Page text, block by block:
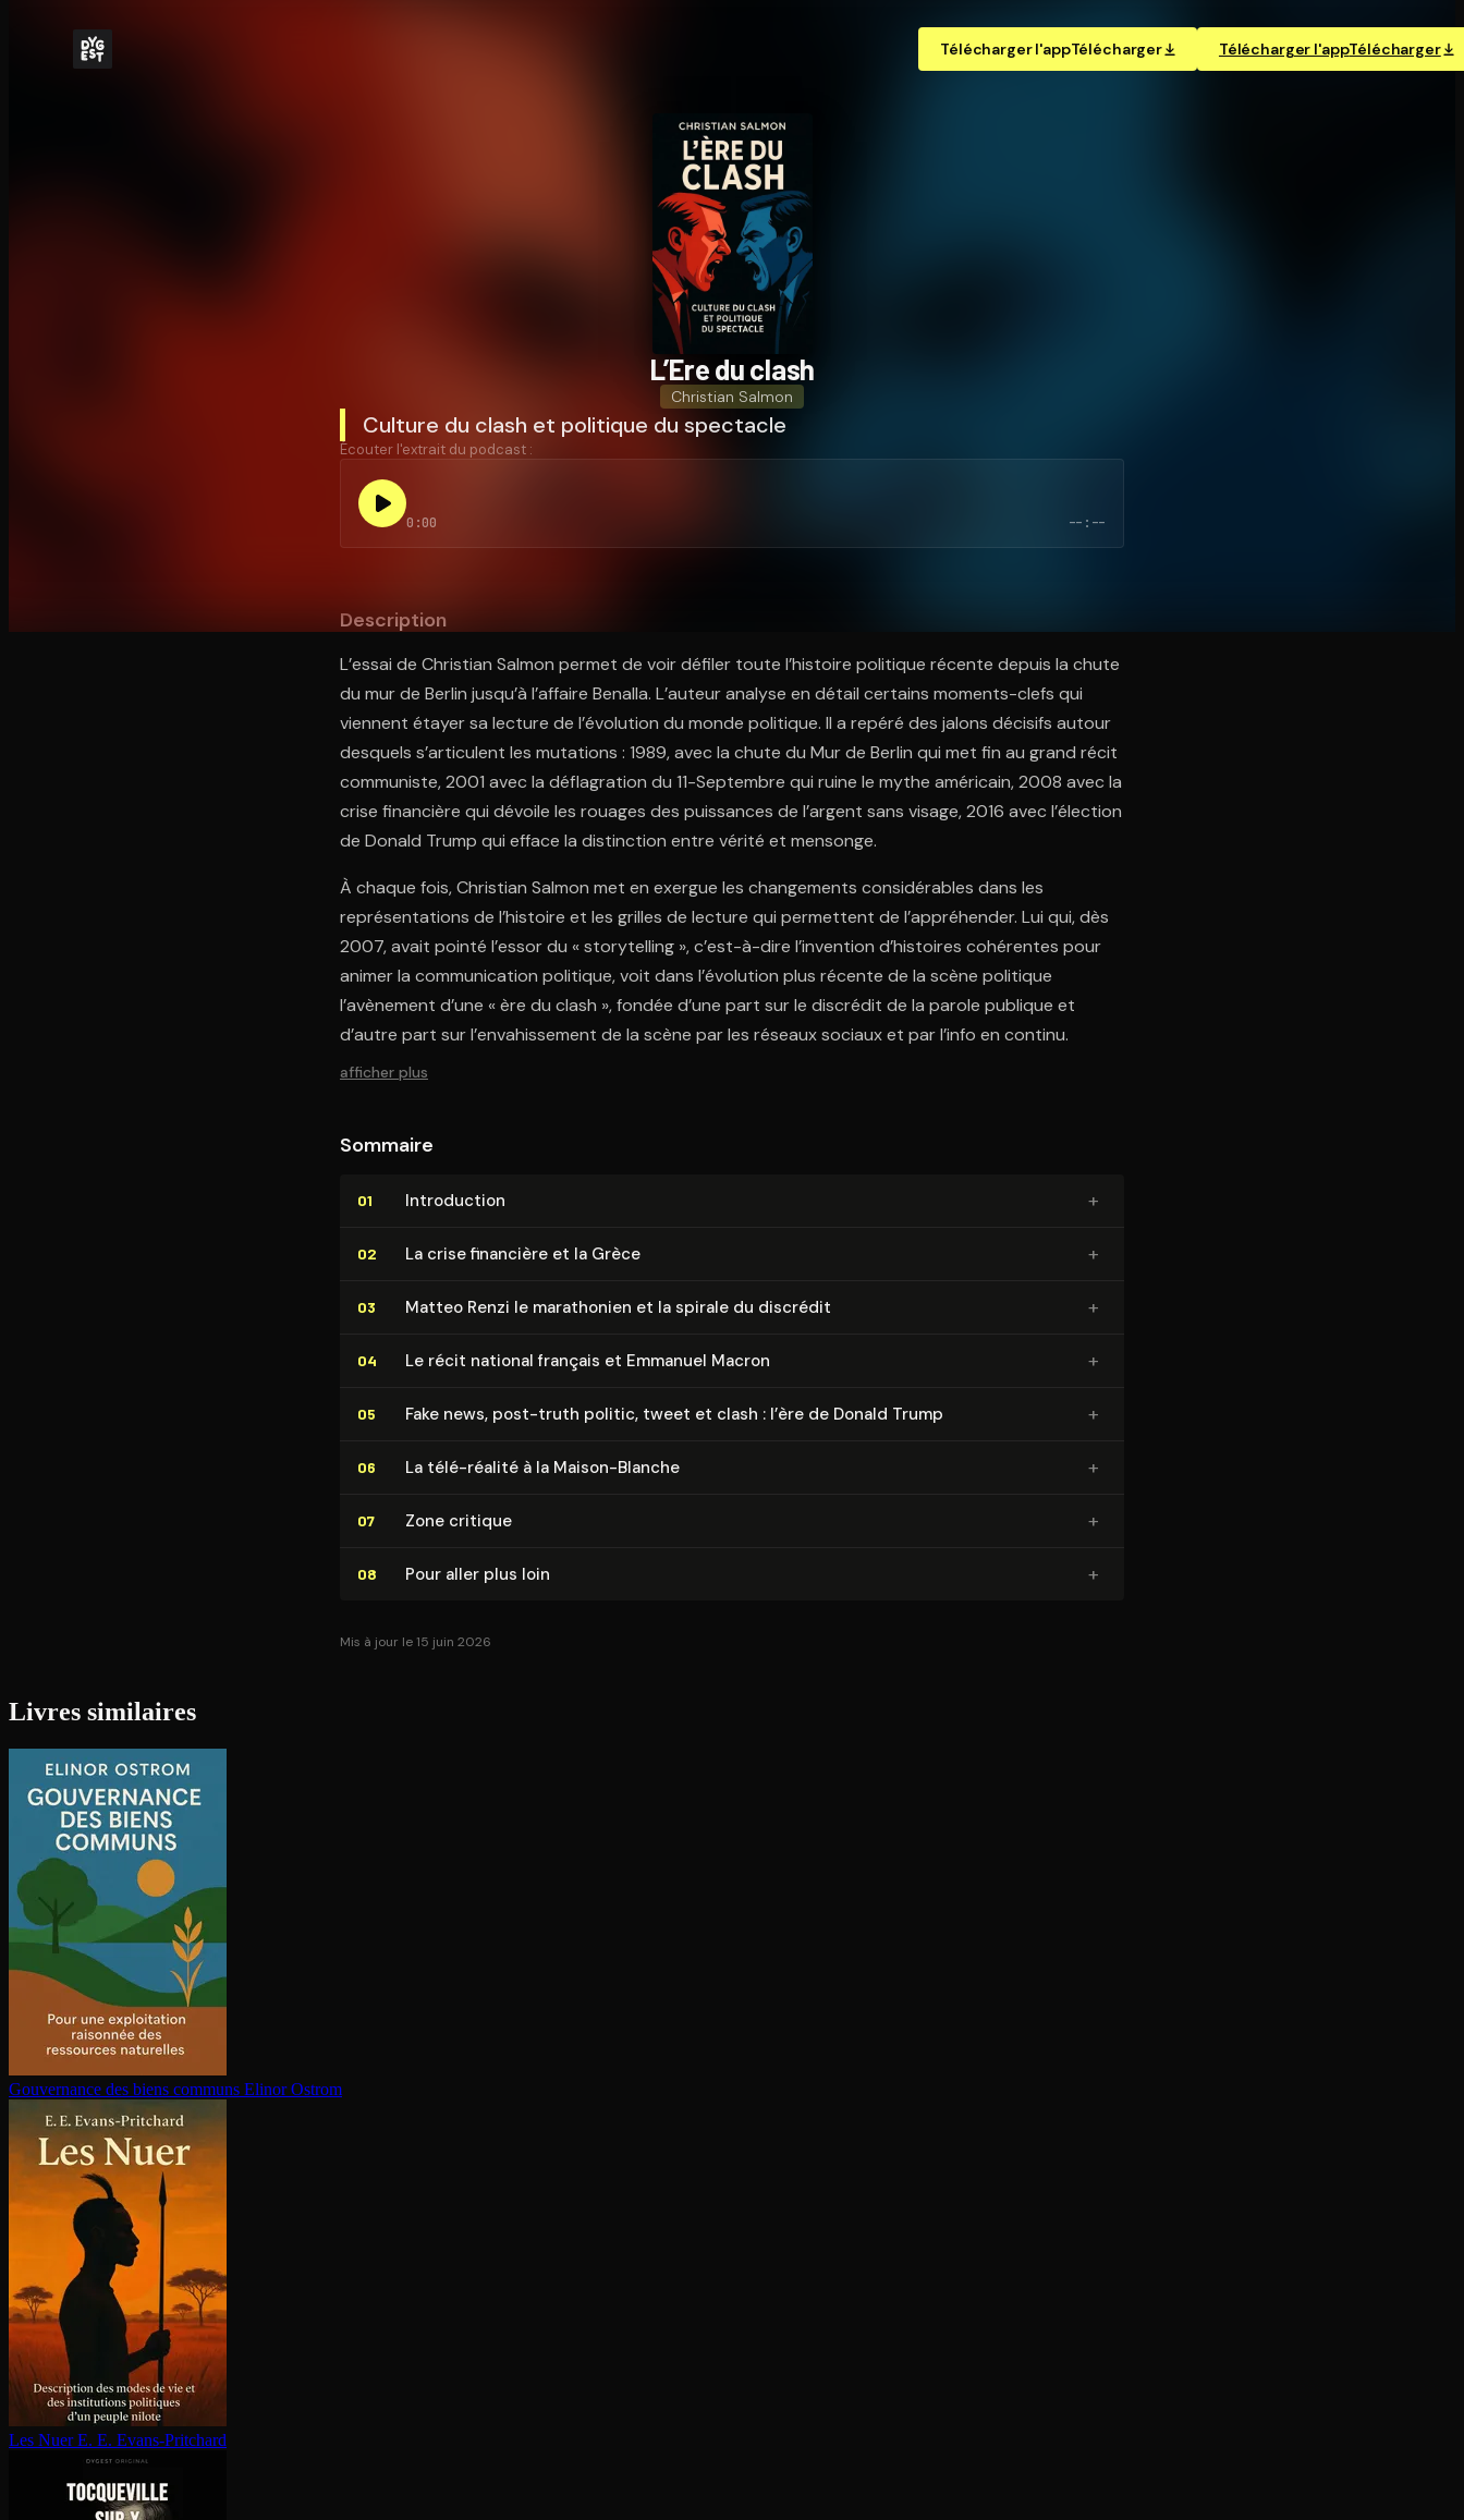
Télécharger l'appTélécharger Télécharger l'appTélécharger
L’Ere du clash
Christian Salmon
Culture du clash et politique du spectacle
Écouter l'extrait du podcast :
0:00 --:--
Description
L’essai de Christian Salmon permet de voir défiler toute l’histoire politique récente depuis la chute
du mur de Berlin jusqu’à l’affaire Benalla. L’auteur analyse en détail certains moments-clefs qui
viennent étayer sa lecture de l’évolution du monde politique. Il a repéré des jalons décisifs autour
desquels s’articulent les mutations : 1989, avec la chute du Mur de Berlin qui met fin au grand récit
communiste, 2001 avec la déflagration du 11-Septembre qui ruine le mythe américain, 2008 avec la
crise financière qui dévoile les rouages des puissances de l’argent sans visage, 2016 avec l’élection
de Donald Trump qui efface la distinction entre vérité et mensonge.
À chaque fois, Christian Salmon met en exergue les changements considérables dans les
représentations de l’histoire et les grilles de lecture qui permettent de l’appréhender. Lui qui, dès
2007, avait pointé l’essor du « storytelling », c’est-à-dire l’invention d’histoires cohérentes pour
animer la communication politique, voit dans l’évolution plus récente de la scène politique
l’avènement d’une « ère du clash », fondée d’une part sur le discrédit de la parole publique et
d’autre part sur l’envahissement de la scène par les réseaux sociaux et par l’info en continu.
afficher plus
Sommaire
01 In­tro­duc­tion +
02 La crise financière et la Grèce +
03 Matteo Renzi le marathonien et la spirale du discrédit +
04 Le récit national français et Emmanuel Macron +
05 Fake news, post-truth politic, tweet et clash : l’ère de Donald Trump +
06 La télé-réalité à la Maison-Blanche +
07 Zone critique +
08 Pour aller plus loin +
Mis à jour le 15 juin 2026
Livres similaires
Gouvernance des biens communs Elinor Ostrom
Les Nuer E. E. Evans-Pritchard